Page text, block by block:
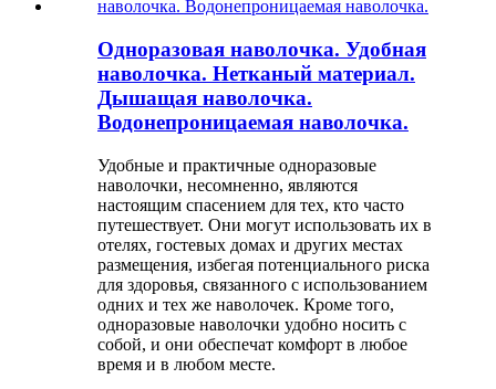
Одноразовая наволочка. Удобная
наволочка. Нетканый материал.
Дышащая наволочка.
Водонепроницаемая наволочка.
Удобные и практичные одноразовые
наволочки, несомненно, являются
настоящим спасением для тех, кто часто
путешествует. Они могут использовать их в
отелях, гостевых домах и других местах
размещения, избегая потенциального риска
для здоровья, связанного с использованием
одних и тех же наволочек. Кроме того,
одноразовые наволочки удобно носить с
собой, и они обеспечат комфорт в любое
время и в любом месте.